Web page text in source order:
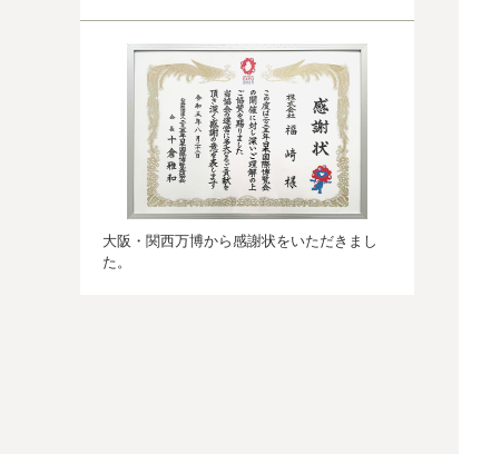
大阪・関西万博から感謝状をいただきまし
た。